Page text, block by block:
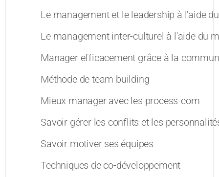
Le management et le leadership à l'aide
Le management inter-culturel à l'aide du
Manager efficacement grâce à la
Méthode de team building
Mieux manager avec les process-com
Savoir gérer les conflits et les
Savoir motiver ses équipes
Techniques de co-développement